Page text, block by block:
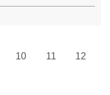
10 11 12